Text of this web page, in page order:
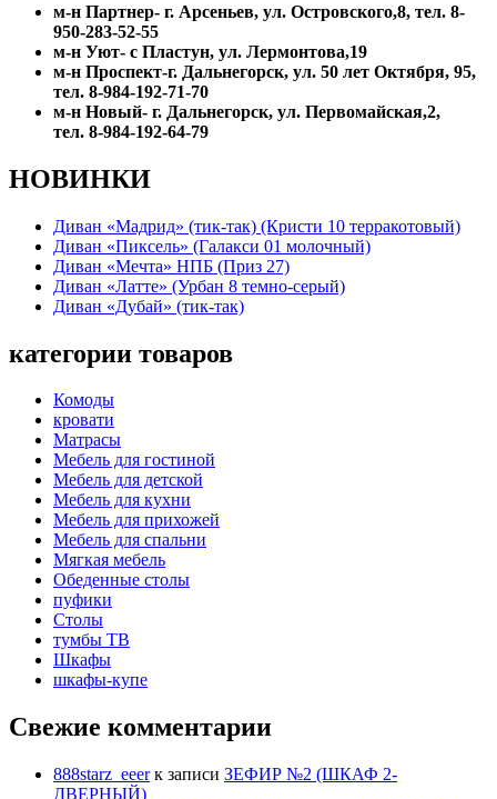
м-н Партнер- г. Арсеньев, ул. Островского,8, тел. 8-
950-283-52-55
м-н Уют- с Пластун, ул. Лермонтова,19
м-н Проспект-г. Дальнегорск, ул. 50 лет Октября, 95,
тел. 8-984-192-71-70
м-н Новый- г. Дальнегорск, ул. Первомайская,2,
тел. 8-984-192-64-79
НОВИНКИ
Диван «Мадрид» (тик-так) (Кристи 10 терракотовый)
Диван «Пиксель» (Галакси 01 молочный)
Диван «Мечта» НПБ (Приз 27)
Диван «Латте» (Урбан 8 темно-серый)
Диван «Дубай» (тик-так)
категории товаров
Комоды
кровати
Матрасы
Мебель для гостиной
Мебель для детской
Мебель для кухни
Мебель для прихожей
Мебель для спальни
Мягкая мебель
Обеденные столы
пуфики
Столы
тумбы ТВ
Шкафы
шкафы-купе
Свежие комментарии
888starz_eeerк записи ЗЕФИР №2 (ШКАФ 2-
ДВЕРНЫЙ)